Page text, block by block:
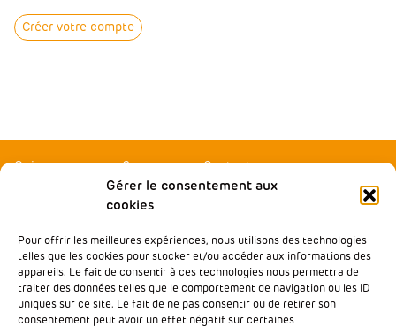
Gérer le consentement aux
cookies
Pour offrir les meilleures expériences, nous utilisons des technologies
telles que les cookies pour stocker et/ou accéder aux informations des
appareils. Le fait de consentir à ces technologies nous permettra de
traiter des données telles que le comportement de navigation ou les ID
uniques sur ce site. Le fait de ne pas consentir ou de retirer son
consentement peut avoir un effet négatif sur certaines
Créer votre compte
Qui sommes-nous ?
Nos partenaires
Nos analyses & plaidoyers
Nos actualités
Contactez-nous
Presse
Notre École de la Mobilité
Inclusive
Baromètre des Mobilités